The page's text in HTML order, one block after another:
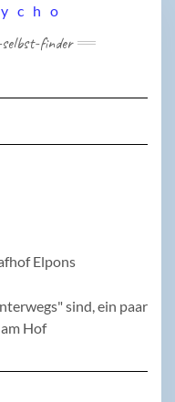
finder
Navigation
sind, ein paar
Hof